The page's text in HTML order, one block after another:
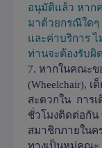
อนุมัติแล้ว หาก
มาด้วยกรณีใดๆ
และค่าบริการ ไ
ท่านจะต้องรับผิ
7. หากในคณะข
(Wheelchair), เ
สะดวกใน การเ
ชั่วโมงติดต่อกัน
สมาชิกภายในค
ทางเป็นหมู่คณ